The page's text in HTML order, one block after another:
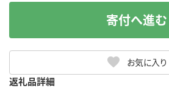
お気に入り
寄付へ進む
返礼品詳細